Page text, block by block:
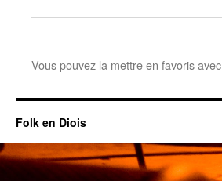
Vous pouvez la mettre en favoris avec
Folk en Diois